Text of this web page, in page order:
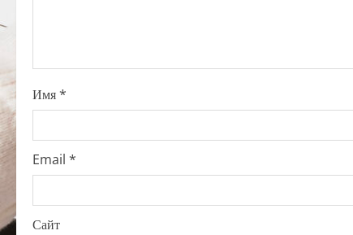
o
n
Имя*
Email *
Сайт